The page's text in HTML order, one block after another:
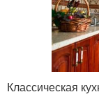
Классическая